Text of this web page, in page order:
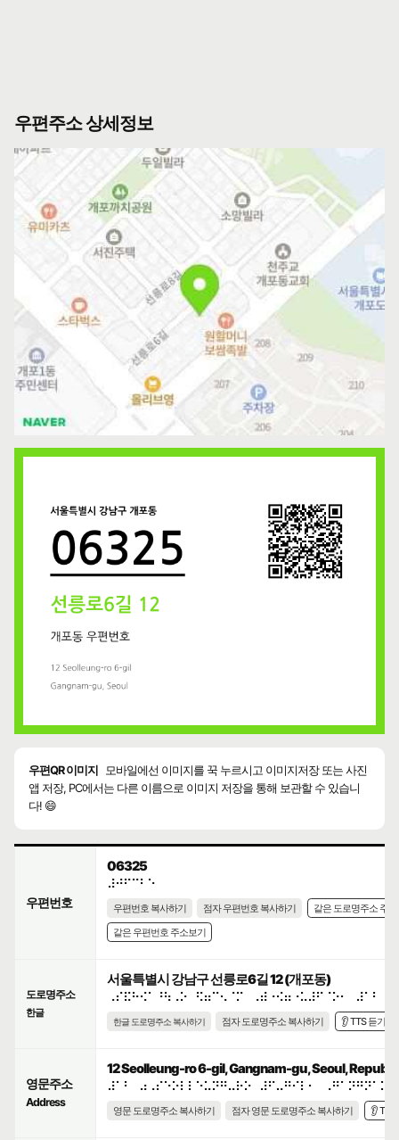
우편주소 상세정보
우편QR 이미지
모바일에선 이미지를 꾹 누르시고 이미지저장 또는 사진
앱 저장, PC에서는 다른 이름으로 이미지 저장을 통해 보관할 수 있습니
다! 😄
우편번호
06325
⠼⠚⠋⠉⠃⠑
우편번호 복사하기 점자 우편번호 복사하기
같은 도로명주소 주
같은 우편번호 주소보기
도로명주소
한글
서울특별시 강남구 선릉로6길 12 (개포동)
⠠⠎⠯⠓⠪⠁⠘⠳⠠⠕⠀⠫⠶⠉⠢⠈⠍⠀⠠⠾⠐⠪⠶⠐⠥⠼⠋⠈⠕⠂⠀⠼⠁⠃
한글 도로명주소 복사하기 점자 도로명주소 복사하기 👂 TTS 듣기
영문주소
Address
12 Seolleung-ro 6-gil, Gangnam-gu, Seoul,
영문 도로명주소 복사하기 점자 영문 도로명주소 복사하기 👂 TTS